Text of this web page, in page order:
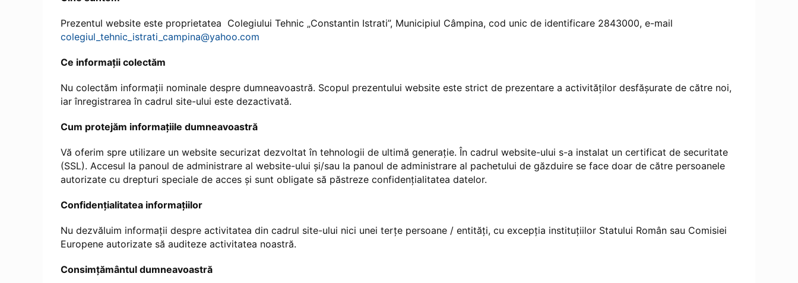
Prezentul website este proprietatea Colegiului Tehnic „Constantin Istrati”, Municipiul Câmpina, cod unic de identificare 2843000, e-mail
colegiul_tehnic_istrati_campina@yahoo.com
Ce informații colectăm
Nu colectăm informații nominale despre dumneavoastră. Scopul prezentului website este strict de prezentare a activităților desfășurate de către noi,
iar înregistrarea în cadrul site-ului este dezactivată.
Cum protejăm informațiile dumneavoastră
Vă oferim spre utilizare un website securizat dezvoltat în tehnologii de ultimă generație. În cadrul website-ului s-a instalat un certificat de securitate
(SSL). Accesul la panoul de administrare al website-ului și/sau la panoul de administrare al pachetului de găzduire se face doar de către persoanele
autorizate cu drepturi speciale de acces și sunt obligate să păstreze confidențialitatea datelor.
Confidențialitatea informațiilor
Nu dezvăluim informații despre activitatea din cadrul site-ului nici unei terțe persoane / entități, cu excepția instituțiilor Statului Român sau Comisiei
Europene autorizate să auditeze activitatea noastră.
Consimțământul dumneavoastră